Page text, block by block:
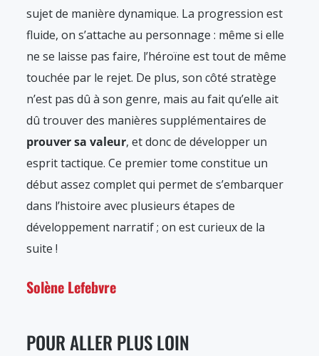
sujet de manière dynamique. La progression est
fluide, on s’attache au personnage : même si elle
ne se laisse pas faire, l’héroïne est tout de même
touchée par le rejet. De plus, son côté stratège
n’est pas dû à son genre, mais au fait qu’elle ait
dû trouver des manières supplémentaires de
prouver sa valeur, et donc de développer un
esprit tactique. Ce premier tome constitue un
début assez complet qui permet de s’embarquer
dans l’histoire avec plusieurs étapes de
développement narratif ; on est curieux de la
suite !
Solène Lefebvre
POUR ALLER PLUS LOIN